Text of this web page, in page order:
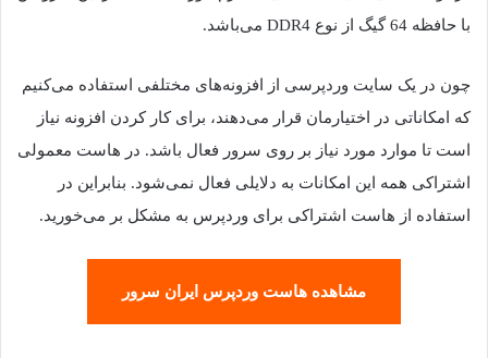
با حافظه 64 گیگ از نوع DDR4 می‌باشد.
چون در یک سایت وردپرسی از افزونه‌های مختلفی استفاده می‌کنیم
که امکاناتی در اختیارمان قرار می‌دهند، برای کار کردن افزونه نیاز
است تا موارد مورد نیاز بر روی سرور فعال باشد. در هاست معمولی
اشتراکی همه این امکانات به دلایلی فعال نمی‌شود. بنابراین در
استفاده از هاست اشتراکی برای وردپرس به مشکل بر می‌خورید.
مشاهده هاست وردپرس ایران سرور